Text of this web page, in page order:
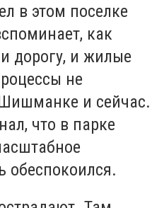
в этом поселке
как
дорогу, и жилые
не
и сейчас.
что в парке
обеспокоился.